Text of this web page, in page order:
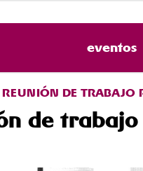
eventos
DE TRABAJO
de